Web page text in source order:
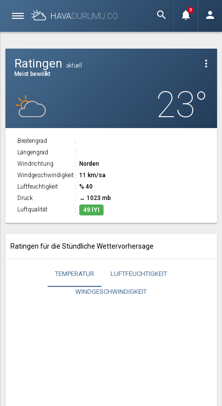
HAVADURUMU.CO search notifications
0 person
more_vert
Ratingen
aktuell
Meist bewölkt
23°
Breitengrad
Längengrad
Windrichtung
Norden
Windgeschwindigkeit
11 km/sa
Luftfeuchtigkeit
% 40
Druck
↔ 1023 mb
Luftqualität
49 İYI
Ratingen für die Stündliche Wettervorhersage
TEMPERATUR LUFTFEUCHTIGKEIT
WINDGESCHWINDIGKEIT